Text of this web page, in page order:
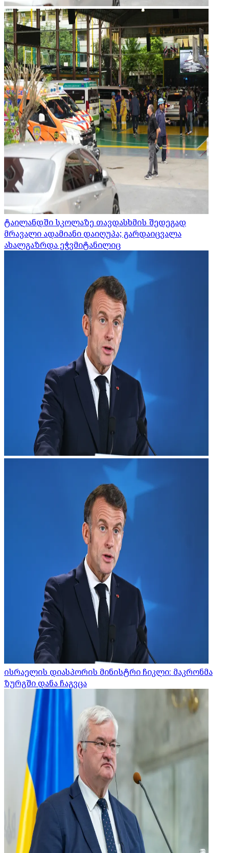
ტაილანდში სკოლაზე თავდასხმის შედეგად
მრავალი ადამიანი დაიღუპა; გარდაიცვალა
ახალგაზრდა ეჭვმიტანილიც
ისრაელის დიასპორის მინისტრი ჩიკლი: მაკრონმა
ზურგში დანა ჩაგვცა